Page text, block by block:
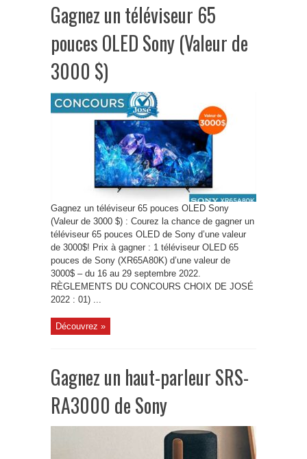
Gagnez un téléviseur 65
pouces OLED Sony (Valeur de
3000 $)
Gagnez un téléviseur 65 pouces OLED Sony
(Valeur de 3000 $) : Courez la chance de gagner un
téléviseur 65 pouces OLED de Sony d’une valeur
de 3000$! Prix à gagner : 1 téléviseur OLED 65
pouces de Sony (XR65A80K) d’une valeur de
3000$ – du 16 au 29 septembre 2022.
RÈGLEMENTS DU CONCOURS CHOIX DE JOSÉ
2022 : 01) ...
Découvrez »
Gagnez un haut-parleur SRS-
RA3000 de Sony